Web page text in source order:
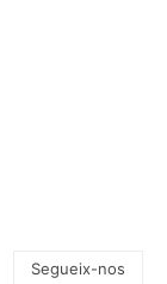
Segueix-nos